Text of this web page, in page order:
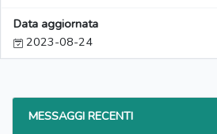
Data aggiornata
2023-08-24
MESSAGGI RECENTI